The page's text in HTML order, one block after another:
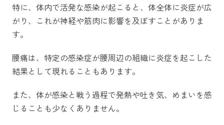
特に、体内で活発な感染が起こると、体全体に炎症が広
がり、これが神経や筋肉に影響を及ぼすことがありま
す。
腰痛は、特定の感染症が腰周辺の組織に炎症を起こした
結果として現れることもあります。
また、体が感染と戦う過程で発熱や吐き気、めまいを感
じることも少なくありません。